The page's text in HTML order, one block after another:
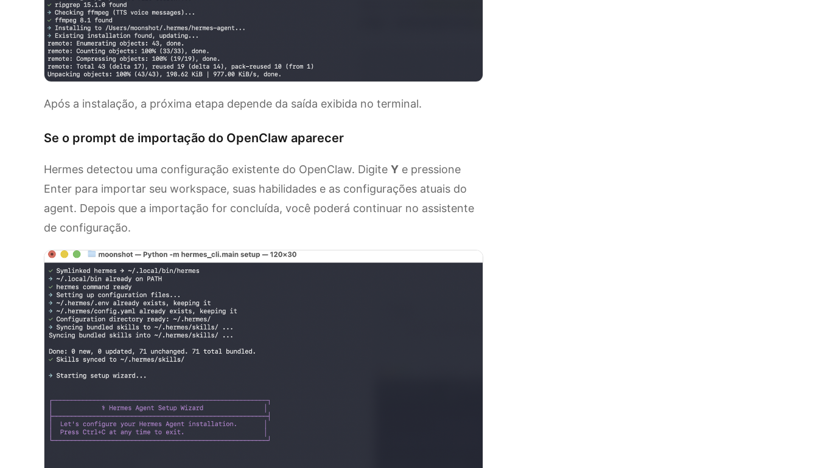
Após a instalação, a próxima etapa depende da saída exibida no terminal.
Se o prompt de importação do OpenClaw aparecer
Hermes detectou uma configuração existente do OpenClaw. Digite Y e pressione
Enter para importar seu workspace, suas habilidades e as configurações atuais do
agent. Depois que a importação for concluída, você poderá continuar no assistente
de configuração.